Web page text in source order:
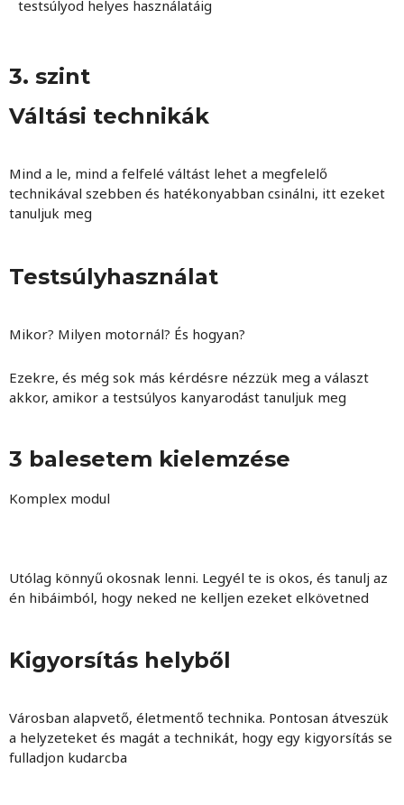
testsúlyod helyes használatáig
3. szint
Váltási technikák
Mind a le, mind a felfelé váltást lehet a megfelelő
technikával szebben és hatékonyabban csinálni, itt ezeket
tanuljuk meg
Testsúlyhasználat
Mikor? Milyen motornál? És hogyan?
Ezekre, és még sok más kérdésre nézzük meg a választ
akkor, amikor a testsúlyos kanyarodást tanuljuk meg
3 balesetem kielemzése
Komplex modul
Utólag könnyű okosnak lenni. Legyél te is okos, és tanulj az
én hibáimból, hogy neked ne kelljen ezeket elkövetned
Kigyorsítás helyből
Városban alapvető, életmentő technika. Pontosan átveszük
a helyzeteket és magát a technikát, hogy egy kigyorsítás se
fulladjon kudarcba